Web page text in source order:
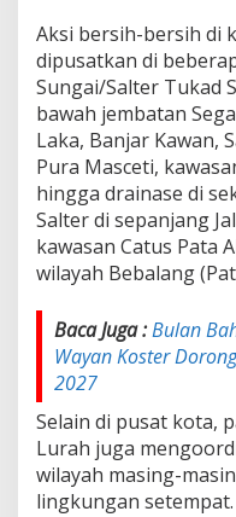
Aksi bersih-bersih di
dipusatkan di
Sungai/Salter Tukad
bawah jembatan
Laka, Banjar Kawan,
Pura Masceti,
hingga drainase di
Salter di sepanjang
kawasan Catus Pata
wilayah Bebalang
Baca Juga :Bulan
Wayan Koster
2027
Selain di pusat kota,
Lurah juga
wilayah masing-
lingkungan setempat.